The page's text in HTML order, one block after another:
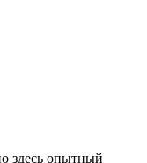
здесь опытный